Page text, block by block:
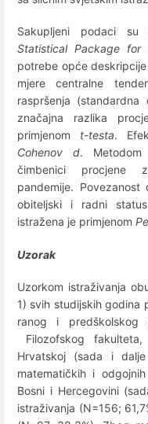
Sakupljeni podaci su
Statistical Package
potrebe opće
mjere centralne
raspršenja
značajna razlika
primjenom t-testa.
Cohenov d. Metodom
čimbenici procjene
pandemije. Povezanost
obiteljski i radni
istražena je primjenom
Uzorak
Uzorkom istraživanja
1) svih studijskih godina
ranog i
Filozofskog
Hrvatskoj (sada i
matematičkih i
Bosni i Hercegovini
istraživanja (N=156;